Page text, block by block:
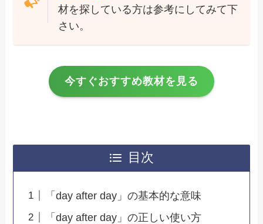
材を探している方は参考にしてみて下
さい。
今すぐおすすめ教材を見る
目次
「day after day」の基本的な意味
「day after day」の正しい使い方